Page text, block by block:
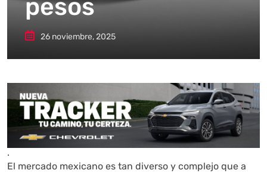
pesos
26 noviembre, 2025
.
El mercado mexicano es tan diverso y complejo que a